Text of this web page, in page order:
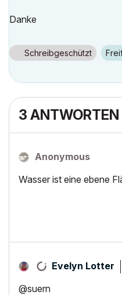
Danke
Schreibgeschützt
3 ANTWORTEN
Anonymous
Wasser ist eine ebene
Evelyn Lotter
@suern